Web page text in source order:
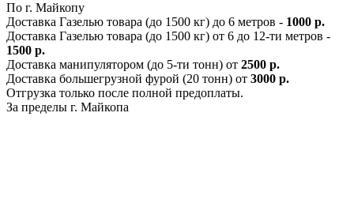
По г. Майкопу
Доставка Газелью товара (до 1500 кг) до 6 метров - 1000 р.
Доставка Газелью товара (до 1500 кг) от 6 до 12-ти метров -
1500 р.
Доставка манипулятором (до 5-ти тонн) от 2500 р.
Доставка большегрузной фурой (20 тонн) от 3000 р.
Отгрузка только после полной предоплаты.
За пределы г. Майкопа